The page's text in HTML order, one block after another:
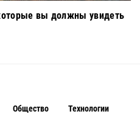
вы должны увидеть
Общество Технологии